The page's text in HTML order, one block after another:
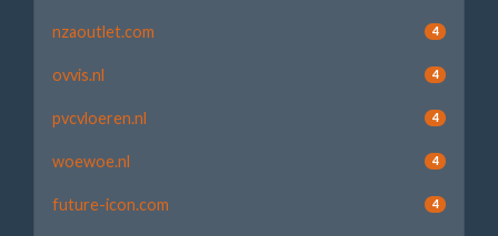
nzaoutlet.com 4
ovvis.nl 4
pvcvloeren.nl 4
woewoe.nl 4
future-icon.com 4